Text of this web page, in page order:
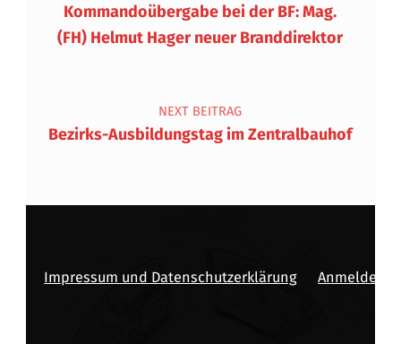
Kommandoübergabe bei der BF: Mag.
(FH) Helmut Hager neuer Branddirektor
NEXT BEITRAG
Bezirks-Ausbildungstag im Zentralbauhof
Impressum und Datenschutzerklärung Anmelden